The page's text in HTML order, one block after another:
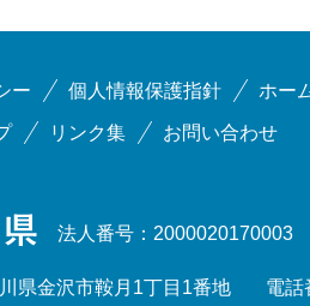
ー 個人情報保護指針 ホー
リンク集 お問い合わせ
法人番号：2000020170003
県金沢市鞍月1丁目1番地 電話